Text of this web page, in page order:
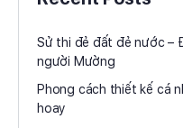
Sử thi đẻ đất đẻ nước –
người Mường
Phong cách thiết kế cá
hoay